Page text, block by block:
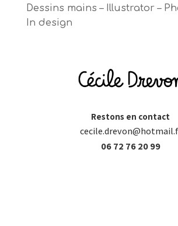
Dessins mains – Illustrator –
In design
Restons en contact
06 72 76 20 99